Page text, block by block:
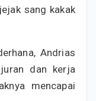
sang kakak
Andrias
dan kerja
mencapai